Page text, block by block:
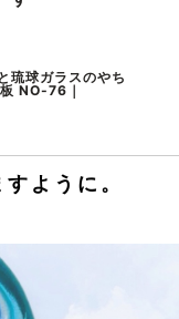
琉球ガラスのやち
NO-76｜
ように。